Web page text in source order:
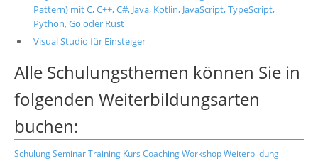
Pattern) mit C, C++, C#, Java, Kotlin, JavaScript, TypeScript,
Python, Go oder Rust
Visual Studio für Einsteiger
Alle Schulungsthemen können Sie in
folgenden Weiterbildungsarten
buchen:
SchulungSeminarTraining Kurs CoachingWorkshopWeiterbildung